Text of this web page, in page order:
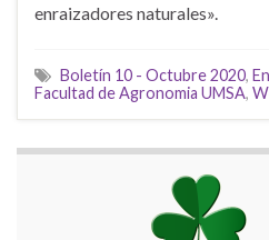
enraizadores naturales».
Boletín 10 - Octubre 2020,
Facultad de Agronomia UMSA,